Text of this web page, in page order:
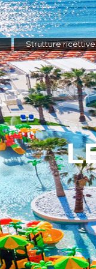
Strutture ricettive